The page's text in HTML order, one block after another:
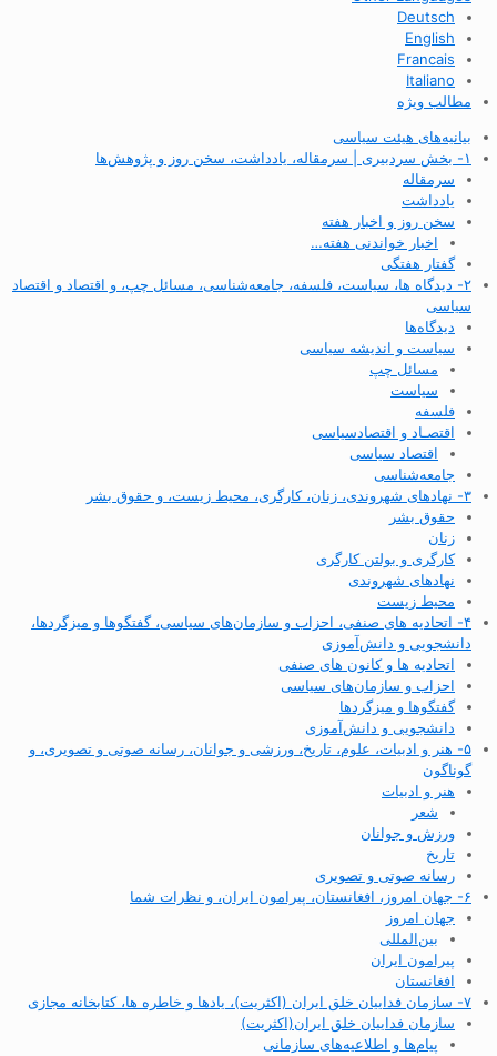
Deutsch
English
Francais
Italiano
مطالب ویژه
بیانیه‌های هیئت سیاسی
۱- بخش سردبیری | سرمقاله، یادداشت، سخن روز و پژوهش‌ها
سرمقاله
یادداشت
سخن روز و اخبار هفته
اخبار خواندنی هفته…
گفتار هفتگی
۲- دیدگاه ها، سیاست، فلسفه، جامعه‌شناسی، مسائل چپ، و اقتصاد و اقتصاد
سیاسی
دیدگاه‌ها
سیاست و اندیشه سیاسی
مسائل چپ
سیاست
فلسفه
اقتصـاد و اقتصاد‌سیاسی
اقتصاد سیاسی
جامعه‌شناسی
۳- نهادهای شهروندی، زنان، کارگری، محیط زیست، و حقوق بشر
حقوق بشر
زنان
کارگری و بولتن کارگری
نهادهای شهروندی
محیط زیست
۴- اتحادیه های صنفی، احزاب و سازمان‌های سیاسی، گفتگوها و میزگردها،
دانشجویی و دانش‌آموزی
اتحادیه ها و کانون های صنفی
احزاب و سازمان‌های سیاسی
گفتگوها و میزگردها
دانشجویی و دانش‌آموزی
۵- هنر و ادبیات، علوم، تاریخ، ورزشی و جوانان، رسانه صوتی و تصویری، و
گوناگون
هنر و ادبیات
شعر
ورزش و جوانان
تاریخ
رسانه صوتی و تصویری
۶- جهان امروز، افغانستان، پیرامون ایران، و نظرات شما
جهان امروز
بین‌المللی
پیرامون ایران
افغانستان
۷- سازمان فداییان خلق ایران (اکثریت)، یادها و خاطره ها، کتابخانه مجازی
سازمان فداییان خلق ایران(اکثریت)
پیام‌ها و اطلاعیه‌های سازمانی